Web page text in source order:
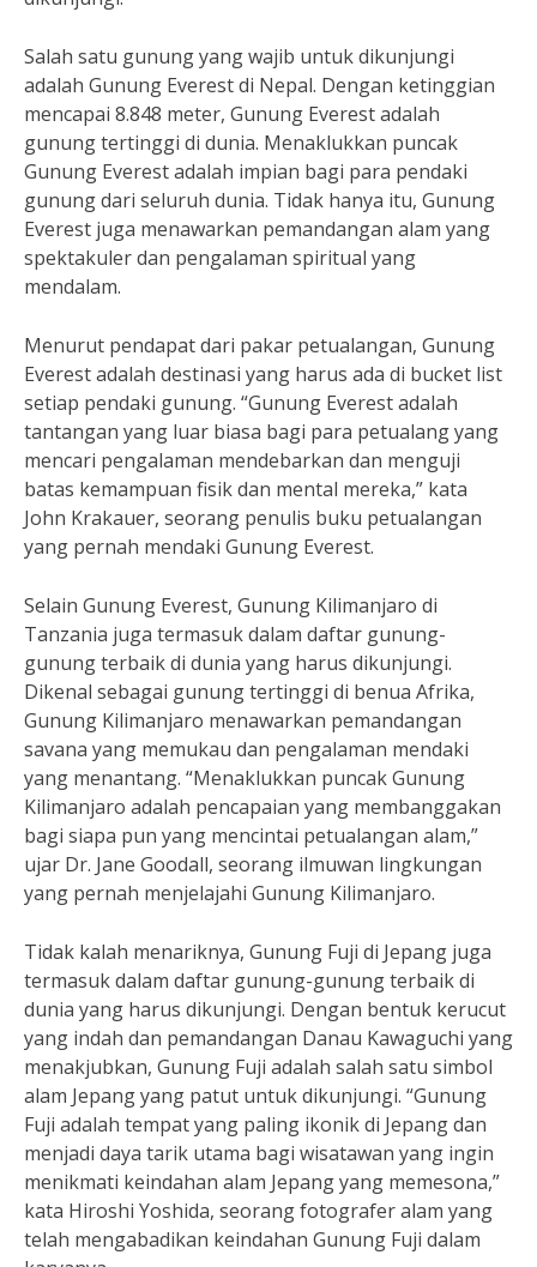
Salah satu gunung yang wajib untuk dikunjungi
adalah Gunung Everest di Nepal. Dengan ketinggian
mencapai 8.848 meter, Gunung Everest adalah
gunung tertinggi di dunia. Menaklukkan puncak
Gunung Everest adalah impian bagi para pendaki
gunung dari seluruh dunia. Tidak hanya itu, Gunung
Everest juga menawarkan pemandangan alam yang
spektakuler dan pengalaman spiritual yang
mendalam.
Menurut pendapat dari pakar petualangan, Gunung
Everest adalah destinasi yang harus ada di bucket list
setiap pendaki gunung. “Gunung Everest adalah
tantangan yang luar biasa bagi para petualang yang
mencari pengalaman mendebarkan dan menguji
batas kemampuan fisik dan mental mereka,” kata
John Krakauer, seorang penulis buku petualangan
yang pernah mendaki Gunung Everest.
Selain Gunung Everest, Gunung Kilimanjaro di
Tanzania juga termasuk dalam daftar gunung-
gunung terbaik di dunia yang harus dikunjungi.
Dikenal sebagai gunung tertinggi di benua Afrika,
Gunung Kilimanjaro menawarkan pemandangan
savana yang memukau dan pengalaman mendaki
yang menantang. “Menaklukkan puncak Gunung
Kilimanjaro adalah pencapaian yang membanggakan
bagi siapa pun yang mencintai petualangan alam,”
ujar Dr. Jane Goodall, seorang ilmuwan lingkungan
yang pernah menjelajahi Gunung Kilimanjaro.
Tidak kalah menariknya, Gunung Fuji di Jepang juga
termasuk dalam daftar gunung-gunung terbaik di
dunia yang harus dikunjungi. Dengan bentuk kerucut
yang indah dan pemandangan Danau Kawaguchi yang
menakjubkan, Gunung Fuji adalah salah satu simbol
alam Jepang yang patut untuk dikunjungi. “Gunung
Fuji adalah tempat yang paling ikonik di Jepang dan
menjadi daya tarik utama bagi wisatawan yang ingin
menikmati keindahan alam Jepang yang memesona,”
kata Hiroshi Yoshida, seorang fotografer alam yang
telah mengabadikan keindahan Gunung Fuji dalam